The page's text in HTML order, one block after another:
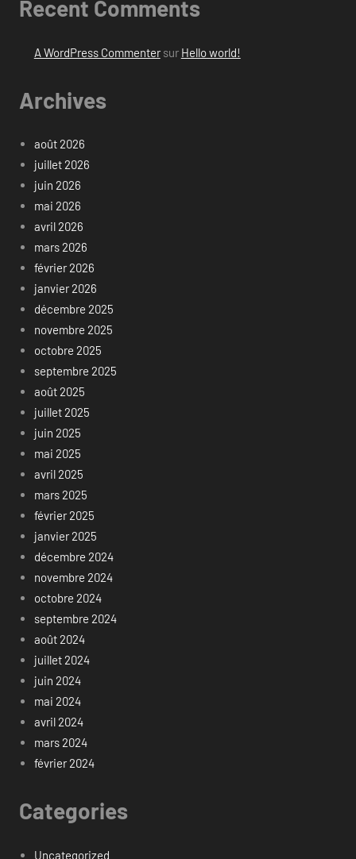
Recent Comments
A WordPress Commentersur Hello world!
Archives
août 2026
juillet 2026
juin 2026
mai 2026
avril 2026
mars 2026
février 2026
janvier 2026
décembre 2025
novembre 2025
octobre 2025
septembre 2025
août 2025
juillet 2025
juin 2025
mai 2025
avril 2025
mars 2025
février 2025
janvier 2025
décembre 2024
novembre 2024
octobre 2024
septembre 2024
août 2024
juillet 2024
juin 2024
mai 2024
avril 2024
mars 2024
février 2024
Categories
Uncategorized